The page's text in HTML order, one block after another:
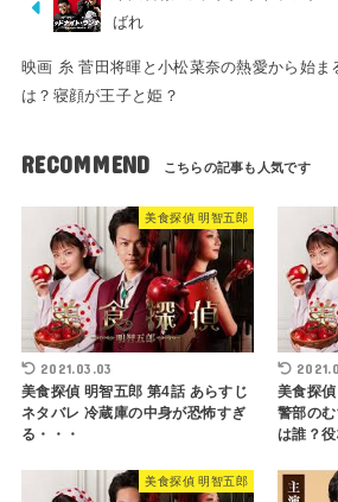
ばれ
映画 糸 菅田将暉と小松菜奈の熱愛から始ま
は？寝顔が王子と姫？
RECOMMEND
美食探偵 明智五郎
2021.03.03
美食探偵 明智五郎 第4話 あらすじ
ネタバレ 冷蔵庫の中身が恐怖すぎ
る・・・
美食探
警部の
は誰？
美食探偵 明智五郎